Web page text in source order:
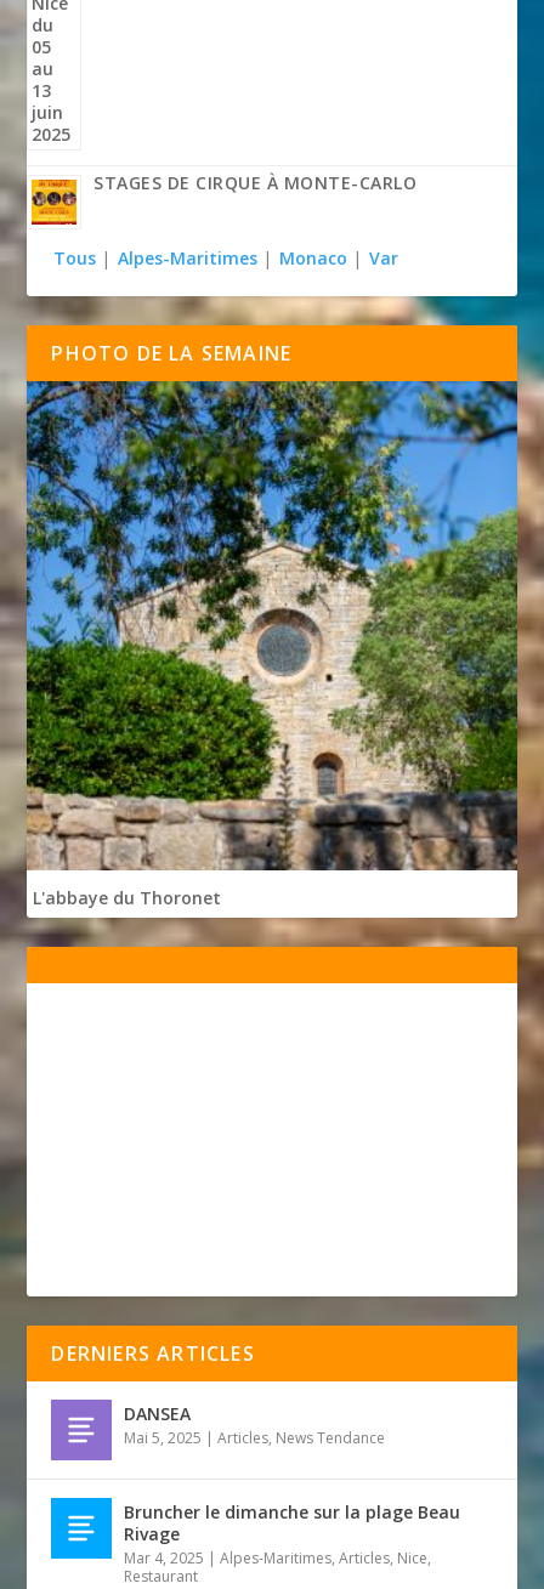
STAGES DE CIRQUE À MONTE-CARLO
Tous | Alpes-Maritimes | Monaco | Var
PHOTO DE LA SEMAINE
L'abbaye du Thoronet
DERNIERS ARTICLES
DANSEA
Mai 5, 2025 |Articles, News Tendance
Bruncher le dimanche sur la plage Beau
Rivage
Mar 4, 2025 |Alpes-Maritimes,Articles, Nice,
Restaurant